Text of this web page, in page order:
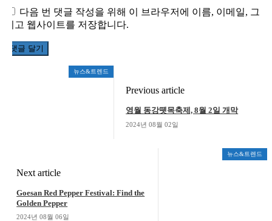
다음 번 댓글 작성을 위해 이 브라우저에 이름, 이메일, 그
리고 웹사이트를 저장합니다.
뉴스&트렌드
Previous article
영월 동강뗏목축제, 8월 2일 개막
2024년 08월 02일
뉴스&트렌드
Next article
Goesan Red Pepper Festival: Find the
Golden Pepper
2024년 08월 06일